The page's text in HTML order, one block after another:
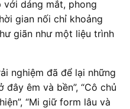
dáng mắt, phong
gian nối chỉ khoảng
giãn như một liệu trình
nghiệm đã để lại những
êm và bền”, “Cô chủ
“Mi giữ form lâu và